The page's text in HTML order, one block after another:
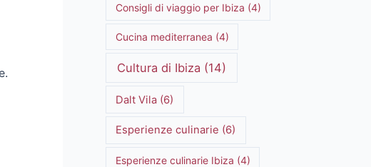
Consigli di viaggio per Ibiza (4)
Cucina mediterranea (4)
Cultura di Ibiza (14)
Dalt Vila (6)
Esperienze culinarie (6)
Esperienze culinarie Ibiza (4)